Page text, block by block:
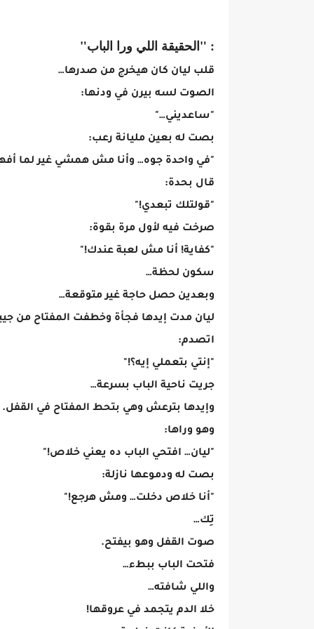
: "الحقيقة اللي ورا الباب"
قلب ليان كان هيخرج من صدرها…
الصوت لسه بيرن في ودنها:
"ساعديني…"
بصت له بعين مليانة رعب:
"في واحدة جوه… وأنا مش همشي غير لما
قال بحدة:
"قولتلك تبعدي!"
صرخت فيه لأول مرة بقوة:
"كفاية! أنا مش لعبة عندك!"
سكون لحظة…
وبعدين حصل حاجة غير متوقعة…
ليان مدت إيدها فجأة وخطفت المفتاح من
اتصدم:
"إنتي بتعملي إيه؟!"
جريت ناحية الباب بسرعة…
وإيدها بترعش وهي بتحط المفتاح في القفل.
وهو وراها:
"ليان… افتحي الباب ده يعني خلاص!"
بصت له ودموعها نازلة:
"أنا خلاص دخلت… ومش هرجع!"
تِك…
صوت القفل وهو بيفتح.
فتحت الباب ببطء…
واللي شافته…
خلا الدم يتجمد في عروقها!